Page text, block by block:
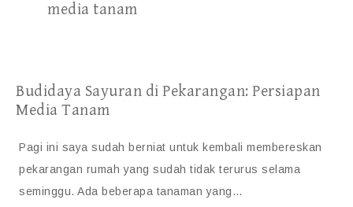
media tanam
Budidaya Sayuran di Pekarangan: Persiapan
Media Tanam
Pagi ini saya sudah berniat untuk kembali membereskan
pekarangan rumah yang sudah tidak terurus selama
seminggu. Ada beberapa tanaman yang…